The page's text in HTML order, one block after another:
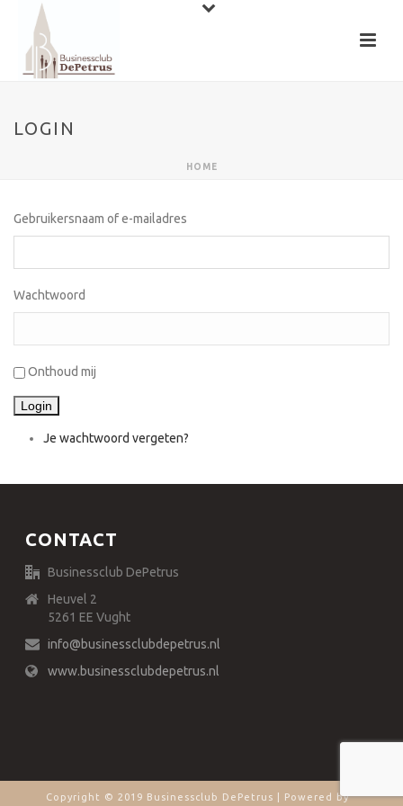
LOGIN
HOME
Gebruikersnaam of e-mailadres
Wachtwoord
Onthoud mij
Login
Je wachtwoord vergeten?
CONTACT
Businessclub DePetrus
Heuvel 2
5261 EE Vught
info@businessclubdepetrus.nl
www.businessclubdepetrus.nl
Copyright © 2019 Businessclub DePetrus | Powered by